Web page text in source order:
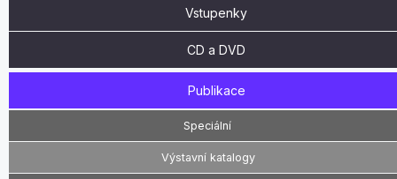
Vstupenky
CD a DVD
Publikace
Speciální
Výstavní katalogy